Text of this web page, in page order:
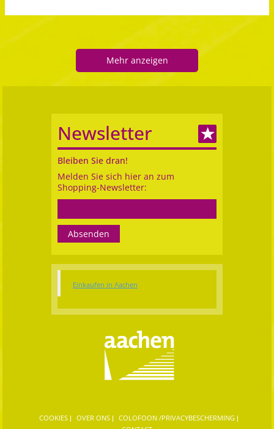
Mehr anzeigen
Newsletter
Bleiben Sie dran!
Melden Sie sich hier an zum
Shopping-Newsletter:
Einkaufen in Aachen
COOKIES OVER ONS
COLOFOON /PRIVACYBESCHERMING